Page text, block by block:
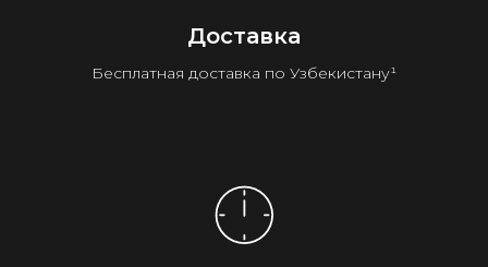
Доставка
Бесплатная доставка по Узбекистану¹